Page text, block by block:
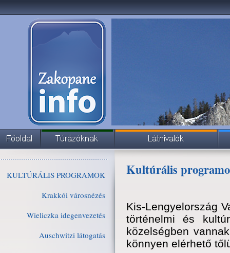
KULTÚRÁLIS PROGRAMOK
Krakkói városnézés
Wieliczka idegenvezetés
Auschwitzi látogatás
Kultúrális
Kis-Lengyelország
történelmi és
közelségben
könnyen elérhető